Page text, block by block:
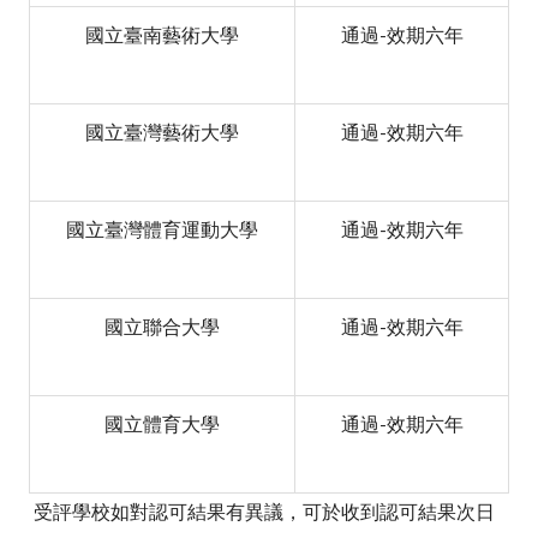
國立臺南藝術大學 通過-效期六年
國立臺灣藝術大學 通過-效期六年
國立臺灣體育運動大學 通過-效期六年
國立聯合大學 通過-效期六年
國立體育大學 通過-效期六年
受評學校如對認可結果有異議，可於收到認可結果次日